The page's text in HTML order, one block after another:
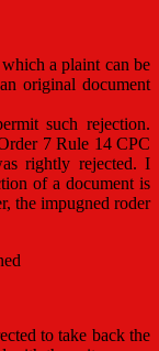
a plaint can be
original document
such rejection.
7 Rule 14 CPC
rightly rejected. I
of a document is
the impugned roder
to take back the